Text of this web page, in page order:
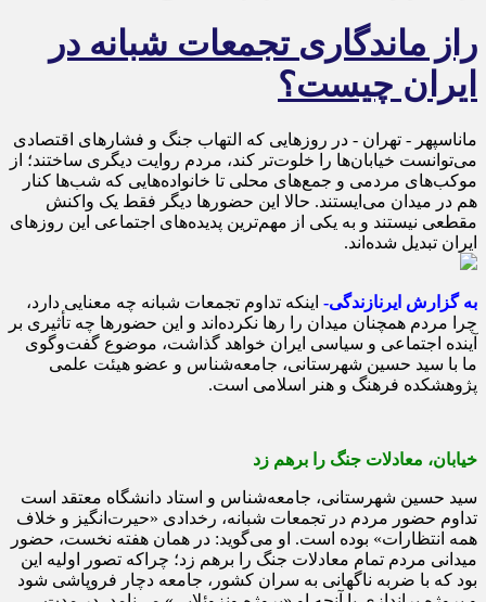
راز ماندگاری تجمعات شبانه در
ایران چیست؟
ماناسپهر - تهران - در روزهایی که التهاب جنگ و فشارهای اقتصادی
می‌توانست خیابان‌ها را خلوت‌تر کند، مردم روایت دیگری ساختند؛ از
موکب‌های مردمی و جمع‌های محلی تا خانواده‌هایی که شب‌ها کنار
هم در میدان می‌ایستند. حالا این حضورها دیگر فقط یک واکنش
مقطعی نیستند و به یکی از مهم‌ترین پدیده‌های اجتماعی این روزهای
ایران تبدیل شده‌اند.
به گزارش ایرنازندگی- اینکه تداوم تجمعات شبانه چه معنایی دارد،
چرا مردم همچنان میدان را رها نکرده‌اند و این حضورها چه تأثیری بر
آینده اجتماعی و سیاسی ایران خواهد گذاشت، موضوع گفت‌وگوی
ما با سید حسین شهرستانی، جامعه‌شناس و عضو هیئت علمی
پژوهشکده فرهنگ و هنر اسلامی است.
خیابان، معادلات جنگ را برهم زد
سید حسین شهرستانی، جامعه‌شناس و استاد دانشگاه معتقد است
تداوم حضور مردم در تجمعات شبانه، رخدادی «حیرت‌انگیز و خلاف
همه انتظارات» بوده است. او می‌گوید: در همان هفته نخست، حضور
میدانی مردم تمام معادلات جنگ را برهم زد؛ چراکه تصور اولیه این
بود که با ضربه ناگهانی به سران کشور، جامعه دچار فروپاشی شود